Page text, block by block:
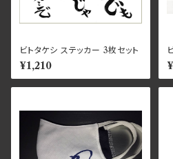
ビトタケシ ステッカー 3枚セット
¥1,210